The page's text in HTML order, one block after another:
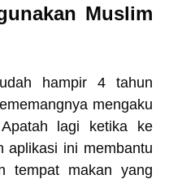
Muslim
hampir 4 tahun
mengaku
lagi ketika ke
aplikasi ini membantu
tempat makan yang